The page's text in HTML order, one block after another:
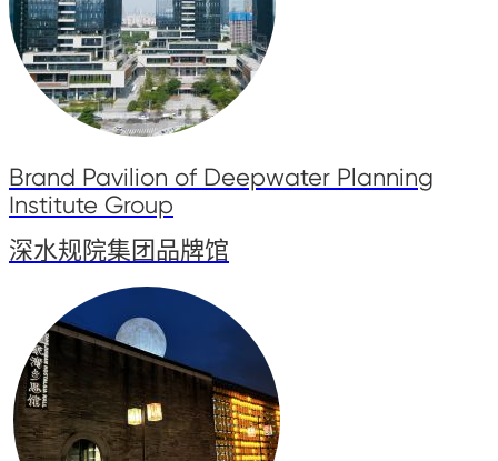
Brand Pavilion of Deepwater Planning
Institute Group
深水规院集团品牌馆